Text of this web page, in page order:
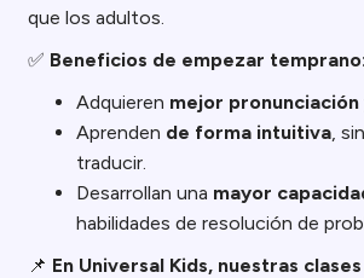
que los adultos.
✅ Beneficios de empezar temprano:
Adquieren mejor pronunciación
Aprenden de forma intuitiva,
traducir.
Desarrollan una mayor
habilidades de resolución de
📌 En Universal Kids, nuestras